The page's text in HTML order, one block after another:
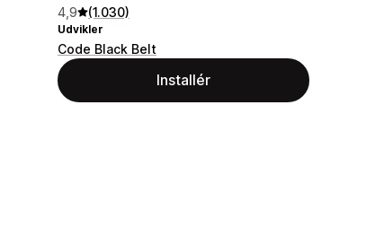
4,9 (1.030)
Udvikler
Code Black Belt
Installér